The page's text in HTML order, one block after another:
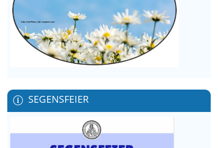
SEGENSFEIER